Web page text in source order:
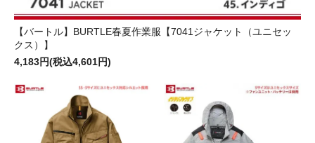
【バートル】BURTLE春夏作業服【7041ジャケット（ユニセッ
クス）】
4,183円(税込4,601円)